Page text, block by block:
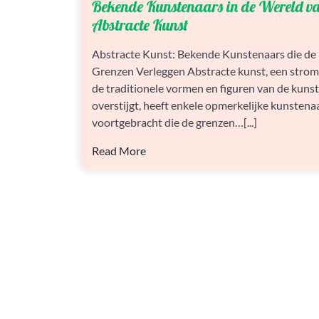
KUNSTENAARS
DE
VAN
ABSTRACTE
KUNST
Bekende Kunstenaars in de Wereld
Abstracte Kunst
Abstracte Kunst: Bekende Kunstenaars die de
Grenzen Verleggen Abstracte kunst, een
de traditionele vormen en figuren van de
overstijgt, heeft enkele opmerkelijke
voortgebracht die de grenzen…[...]
Read More